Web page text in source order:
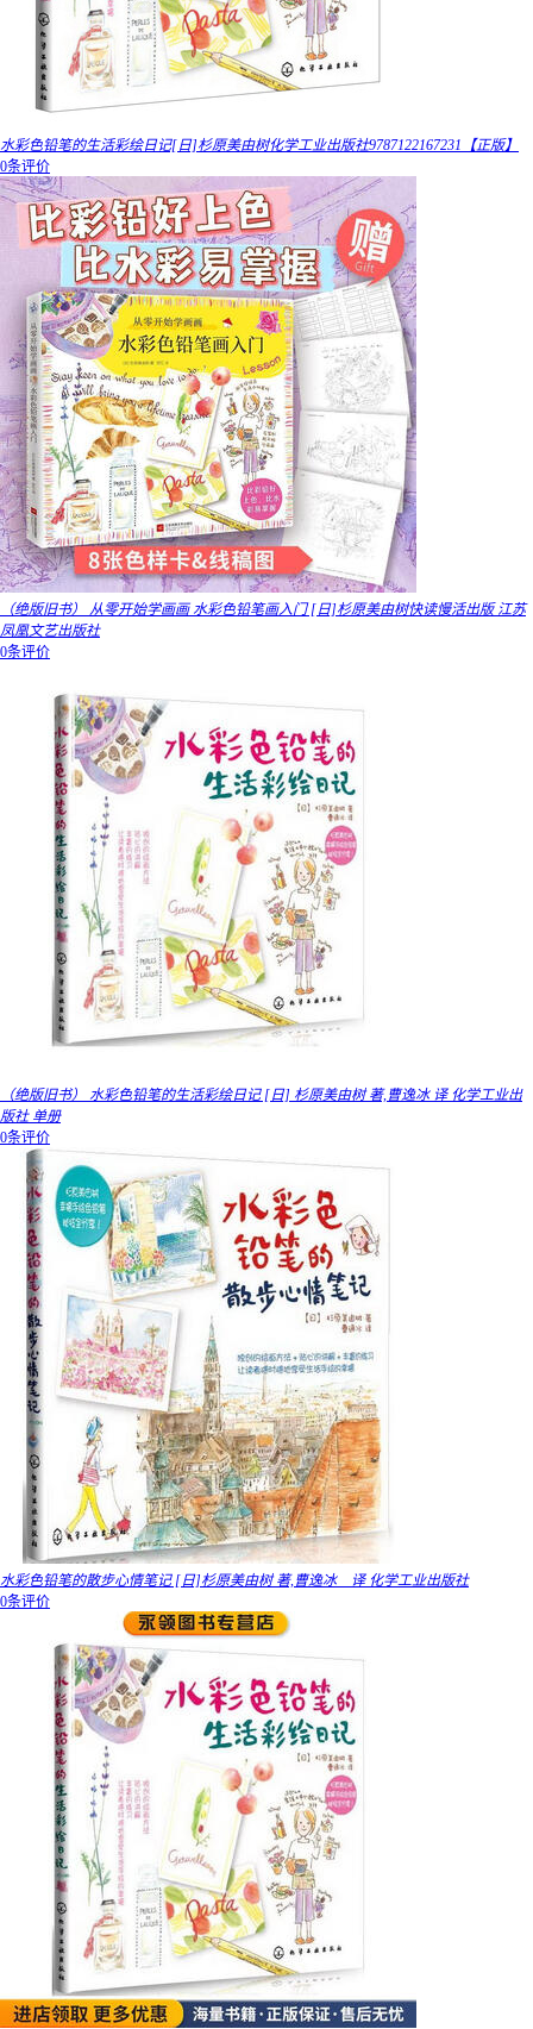
水彩色铅笔的生活彩绘日记[日]杉原美由树化学工业出版社9787122167231【正版】
0条评价
（绝版旧书） 从零开始学画画 水彩色铅笔画入门 [日]杉原美由树快读慢活出版 江苏
凤凰文艺出版社
0条评价
（绝版旧书） 水彩色铅笔的生活彩绘日记 [日] 杉原美由树 著,曹逸冰 译 化学工业出
版社 单册
0条评价
水彩色铅笔的散步心情笔记 [日]杉原美由树 著,曹逸冰 译 化学工业出版社
0条评价